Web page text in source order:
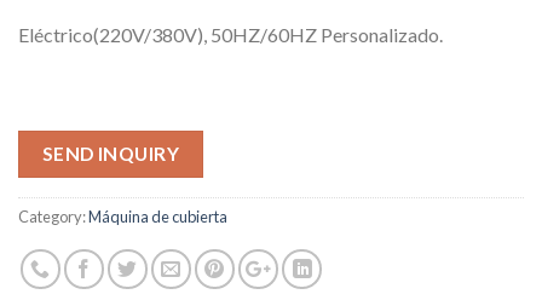
Eléctrico(220V/380V), 50HZ/60HZ Personalizado.
SEND INQUIRY
Category:Máquina de cubierta